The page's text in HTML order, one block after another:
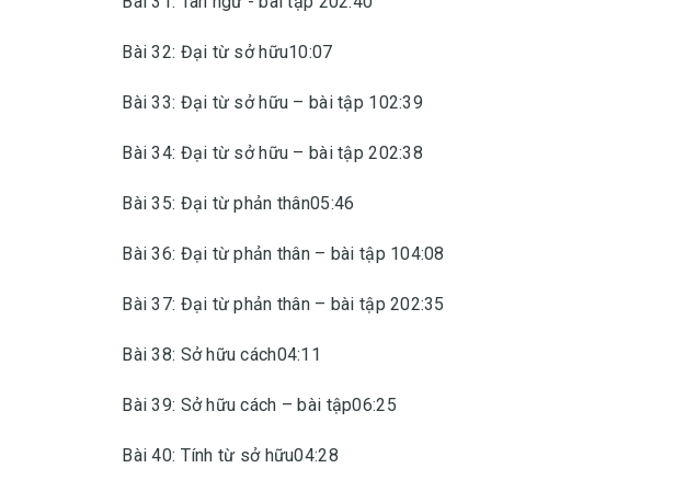
Bài 32: Đại từ sở hữu10:07
Bài 33: Đại từ sở hữu – bài tập 102:39
Bài 34: Đại từ sở hữu – bài tập 202:38
Bài 35: Đại từ phản thân05:46
Bài 36: Đại từ phản thân – bài tập 104:08
Bài 37: Đại từ phản thân – bài tập 202:35
Bài 38: Sở hữu cách04:11
Bài 39: Sở hữu cách – bài tập06:25
Bài 40: Tính từ sở hữu04:28